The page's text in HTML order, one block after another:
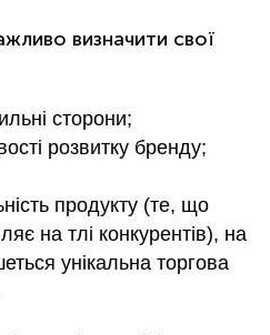
визначити свої
сторони;
розвитку бренду;
продукту (те, що
на тлі конкурентів), на
унікальна торгова